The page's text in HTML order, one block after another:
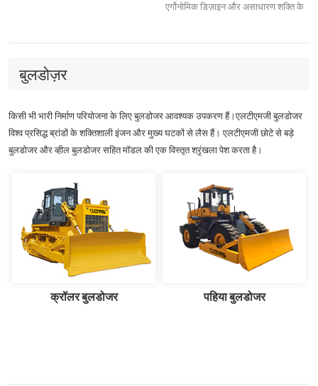
एर्गोनोमिक डिज़ाइन और असाधारण शक्ति के
स्थायित्व प्रदान करने के लिए डिज़ाइन किया
गया है
बुलडोज़र
किसी भी भारी निर्माण परियोजना के लिए बुलडोजर आवश्यक उपकरण हैं।एलटीएमजी बुलडोजर
विश्व प्रसिद्ध ब्रांडों के शक्तिशाली इंजन और मुख्य घटकों से लैस हैं। एलटीएमजी छोटे से बड़े
बुलडोजर और व्हील बुलडोजर सहित मॉडल की एक विस्तृत श्रृंखला पेश करता है।
क्रॉलर बुलडोजर पहिया बुलडोजर